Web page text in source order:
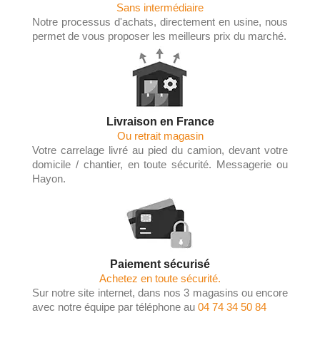
Sans intermédiaire
Notre processus d'achats, directement en usine, nous
permet de vous proposer les meilleurs prix du marché.
Livraison en France
Ou retrait magasin
Votre carrelage livré au pied du camion, devant votre
domicile / chantier, en toute sécurité. Messagerie ou
Hayon.
Paiement sécurisé
Achetez en toute sécurité.
Sur notre site internet, dans nos 3 magasins ou encore
avec notre équipe par téléphone au 04 74 34 50 84